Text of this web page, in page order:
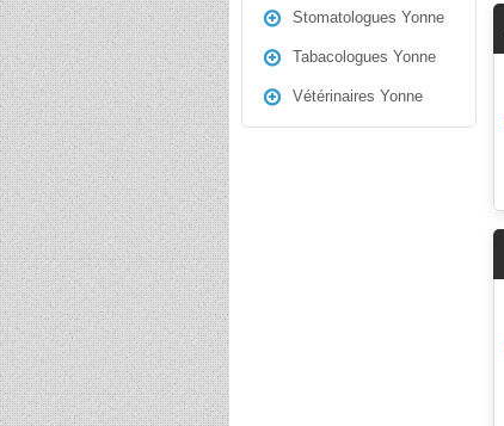
Stomatologues Yonne
Tabacologues Yonne
Vétérinaires Yonne